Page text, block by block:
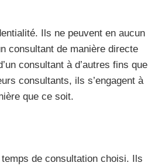
Ils ne peuvent en aucun
consultant de manière directe
consultant à d’autres fins que
consultants, ils s’engagent à
que ce soit.
de consultation choisi. Ils